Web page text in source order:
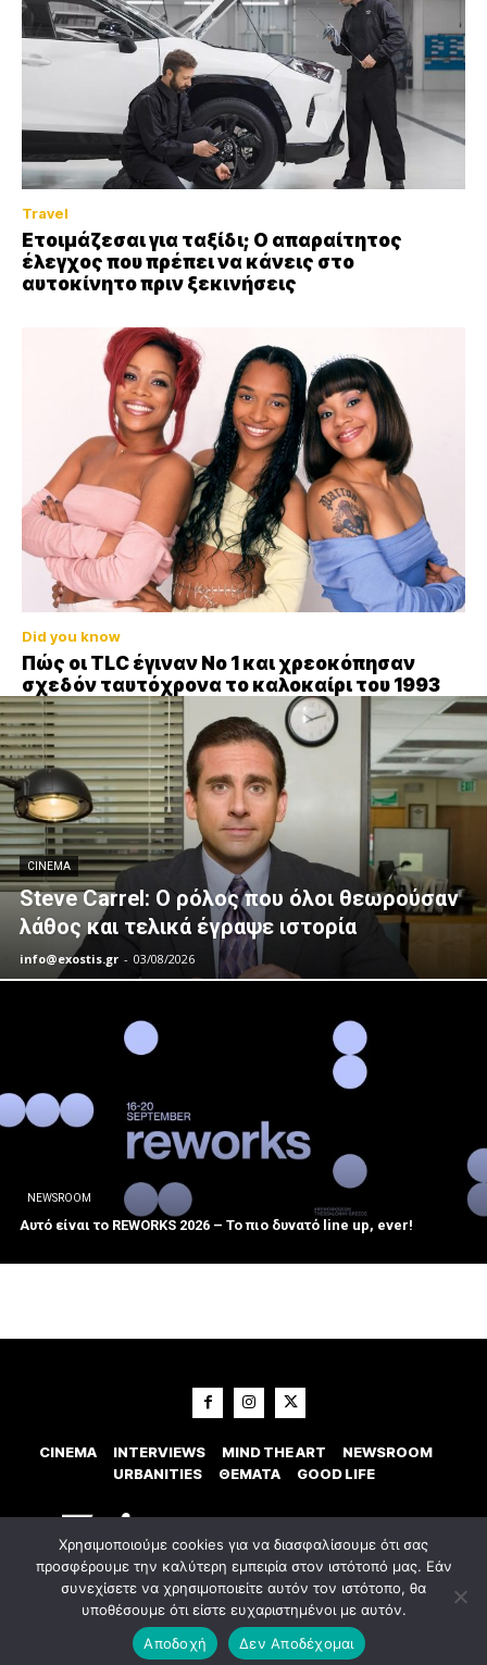
Travel
Ετοιμάζεσαι για ταξίδι; Ο απαραίτητος
έλεγχος που πρέπει να κάνεις στο
αυτοκίνητο πριν ξεκινήσεις
Did you know
Πώς οι TLC έγιναν Νο 1 και χρεοκόπησαν
σχεδόν ταυτόχρονα το καλοκαίρι του 1993
CINEMA
Steve Carrel: Ο ρόλος που όλοι θεωρούσαν
λάθος και τελικά έγραψε ιστορία
info@exostis.gr - 03/08/2026
NEWSROOM
Αυτό είναι το REWORKS 2026 – Το πιο δυνατό line up, ever!
CINEMA INTERVIEWS MIND THE ART
NEWSROOM
URBANITIES
ΘΕΜΑΤΑ GOOD LIFE
© 2023 Εxostispress - All right reserved. Κατασκευή Ιστοσελίδας
digital agency
Οροι χρήσης
Χρησιμοποιούμε cookies για να διασφαλίσουμε ότι σας
προσφέρουμε την καλύτερη εμπειρία στον ιστότοπό μας. Εάν
συνεχίσετε να χρησιμοποιείτε αυτόν τον ιστότοπο, θα
υποθέσουμε ότι είστε ευχαριστημένοι με αυτόν.
Αποδοχή
Δεν Αποδέχομαι